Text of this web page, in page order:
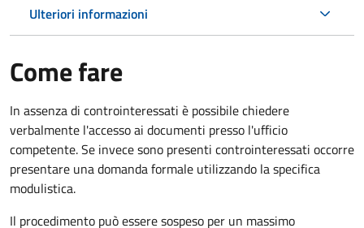
Ulteriori informazioni
Come fare
In assenza di controinteressati è possibile chiedere
verbalmente l'accesso ai documenti presso l'ufficio
competente. Se invece sono presenti controinteressati occorre
presentare una domanda formale utilizzando la specifica
modulistica.
Il procedimento può essere sospeso per un massimo